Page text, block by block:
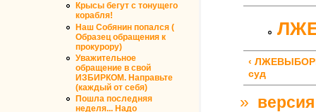
Крысы бегут с тонущего
корабля!
Наш Собянин попался (
Образец обращения к
прокурору)
Уважительное
обращение в свой
ИЗБИРКОМ. Направьте
(каждый от себя)
Пошла последняя
неделя... Надо
‹
суд
»